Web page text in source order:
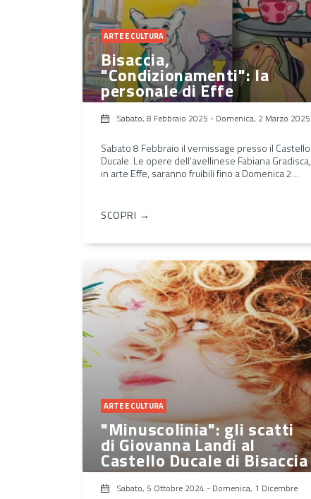
ARTE E CULTURA
Bisaccia,
"Condizionamenti": la
personale di Effe
Sabato, 8 Febbraio 2025 - Domenica, 2 Marzo 2025
Sabato 8 Febbraio il vernissage presso il Castello
Ducale. Le opere dell'avellinese Fabiana Gradisca,
in arte Effe, saranno fruibili fino a Domenica 2...
SCOPRI →
ARTE E CULTURA
"Minuscolinia": gli scatti
di Giovanna Landi al
Castello Ducale di Bisaccia
Sabato, 5 Ottobre 2024 - Domenica, 1 Dicembre